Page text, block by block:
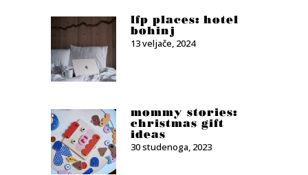
lfp places: hotel
bohinj
13 veljače, 2024
mommy stories:
christmas gift
ideas
30 studenoga, 2023